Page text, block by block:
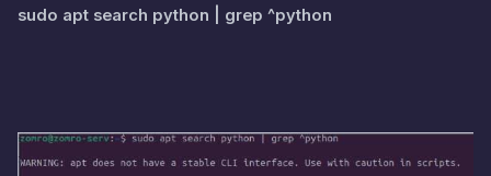
sudo apt search python | grep ^python